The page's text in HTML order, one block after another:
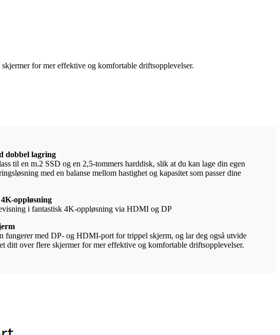
for mer effektive og komfortable driftsopplevelser.
dobbel lagring
til en m.2 SSD og en 2,5-tommers harddisk, slik at du kan lage din egen
med en balanse mellom hastighet og kapasitet som passer dine
oppløsning
i fantastisk 4K-oppløsning via HDMI og DP
fungerer med DP- og HDMI-port for trippel skjerm, og lar deg også utvide
ditt over flere skjermer for mer effektive og komfortable driftsopplevelser.